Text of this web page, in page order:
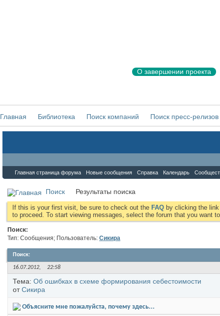
О завершении проекта
Главная Библиотека Поиск компаний Поиск пресс-релизов
Главная страница форума Новые сообщения Справка Календарь
Поиск Результаты поиска
If this is your first visit, be sure to check out the FAQ by clicking the
to proceed. To start viewing messages, select the forum that you want
Поиск:
Тип: Сообщения; Пользователь: Сикира
Поиск:
16.07.2012, 22:58
Тема: Об ошибках в схеме формирования себестоимости
отСикира
Объясните мне пожалуйста, почему здесь...